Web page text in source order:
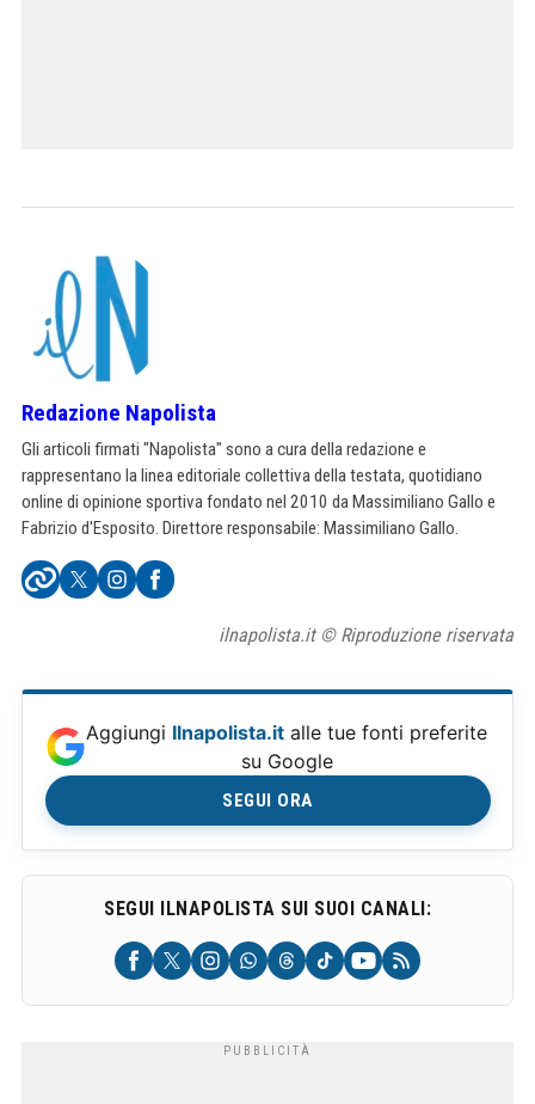
Redazione Napolista
Gli articoli firmati "Napolista" sono a cura della redazione e
rappresentano la linea editoriale collettiva della testata, quotidiano
online di opinione sportiva fondato nel 2010 da Massimiliano Gallo e
Fabrizio d'Esposito. Direttore responsabile: Massimiliano Gallo.
ilnapolista.it © Riproduzione riservata
Aggiungi Ilnapolista.it alle tue fonti preferite
su Google
SEGUI ORA
SEGUI ILNAPOLISTA SUI SUOI CANALI: